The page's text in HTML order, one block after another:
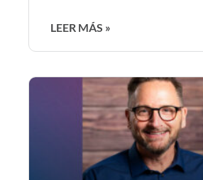
LEER MÁS »